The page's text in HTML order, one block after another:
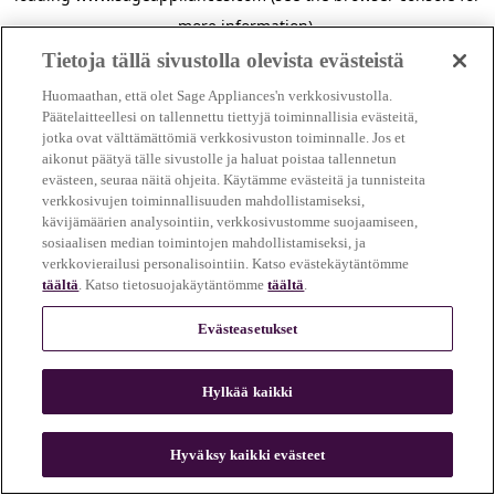
more information).
n
Tietoja tällä sivustolla olevista evästeistä
Huomaathan, että olet Sage Appliances'n verkkosivustolla.
Päätelaitteellesi on tallennettu tiettyjä toiminnallisia evästeitä,
jotka ovat välttämättömiä verkkosivuston toiminnalle. Jos et
aikonut päätyä tälle sivustolle ja haluat poistaa tallennetun
evästeen, seuraa näitä ohjeita. Käytämme evästeitä ja tunnisteita
verkkosivujen toiminnallisuuden mahdollistamiseksi,
kävijämäärien analysointiin, verkkosivustomme suojaamiseen,
sosiaalisen median toimintojen mahdollistamiseksi, ja
verkkovierailusi personalisointiin. Katso evästekäytäntömme
täältä. Katso tietosuojakäytäntömmetäältä.
Evästeasetukset
Hylkää kaikki
Hyväksy kaikki evästeet